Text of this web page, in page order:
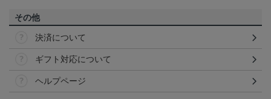
その他
決済について
ギフト対応について
ヘルプページ